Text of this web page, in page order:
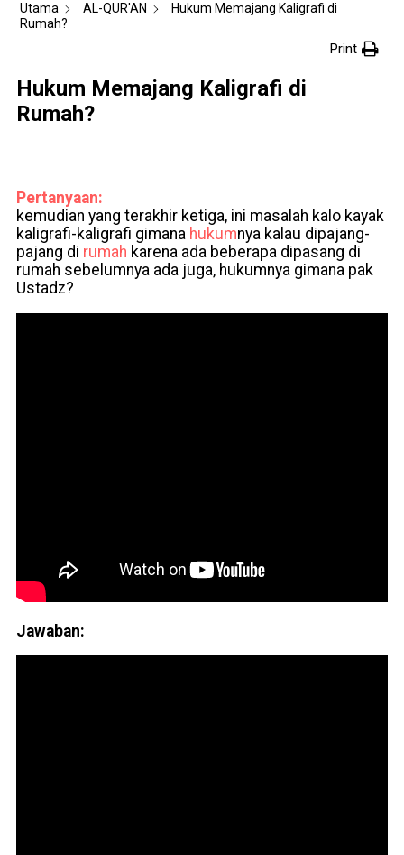
Utama AL-QUR'AN
Hukum Memajang Kaligrafi di
Rumah?
Print
Hukum Memajang Kaligrafi di
Rumah?
Pertanyaan:
kemudian yang terakhir ketiga, ini masalah kalo kayak
kaligrafi-kaligrafi gimana hukumnya kalau dipajang-
pajang di rumah karena ada beberapa dipasang di
rumah sebelumnya ada juga, hukumnya gimana pak
Ustadz?
Jawaban: